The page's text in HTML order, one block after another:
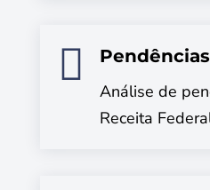

Pendências
Análise de
Receita